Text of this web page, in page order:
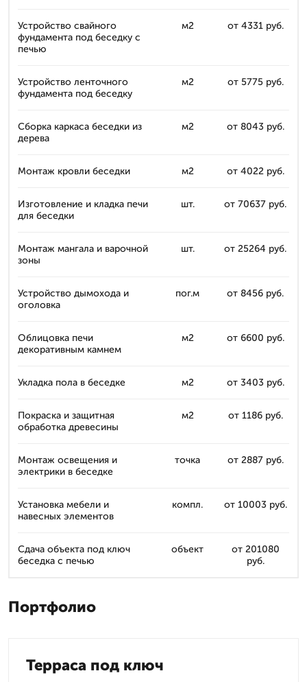
Устройство свайного
фундамента под беседку с
печью
м2 от 4331 руб.
Устройство ленточного
фундамента под беседку
м2 от 5775 руб.
Сборка каркаса беседки из
дерева
м2 от 8043 руб.
Монтаж кровли беседки м2 от 4022 руб.
Изготовление и кладка печи
для беседки
шт. от 70637 руб.
Монтаж мангала и варочной
зоны
шт. от 25264 руб.
Устройство дымохода и
оголовка
пог.м от 8456 руб.
Облицовка печи
декоративным камнем
м2 от 6600 руб.
Укладка пола в беседке м2 от 3403 руб.
Покраска и защитная
обработка древесины
м2 от 1186 руб.
Монтаж освещения и
электрики в беседке
точка от 2887 руб.
Установка мебели и
навесных элементов
компл. от 10003 руб.
Сдача объекта под ключ
беседка с печью
объект
от 201080
руб.
Портфолио
Терраса под ключ